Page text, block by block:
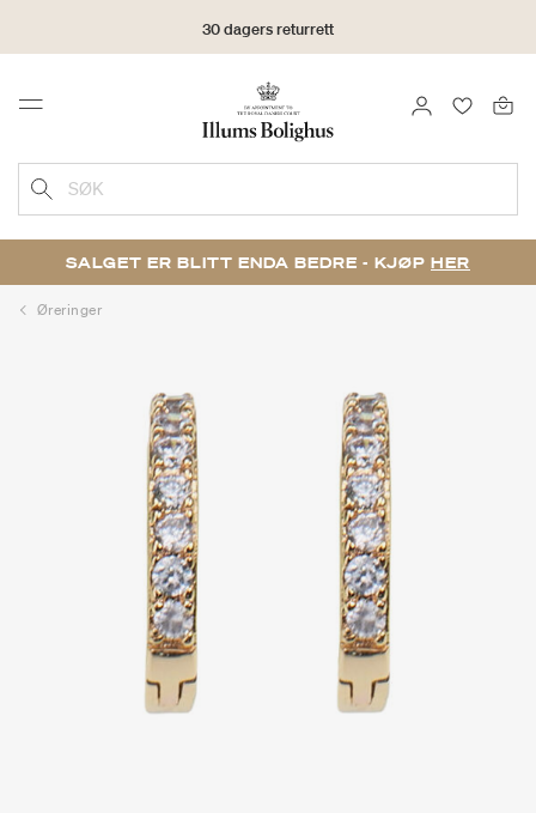
30 dagers returrett
Menu LOGG INN
SØK
SALGET ER BLITT ENDA BEDRE - KJØP HER
Øreringer